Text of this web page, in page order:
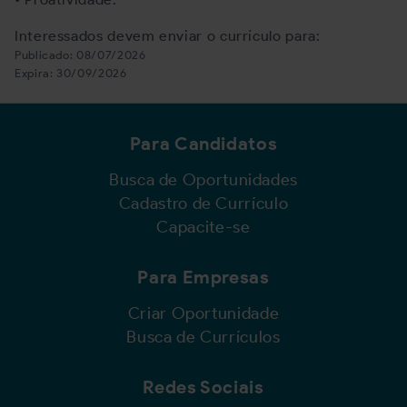
Interessados devem enviar o currículo para:
Publicado: 08/07/2026
Expira: 30/09/2026
Para Candidatos
Busca de Oportunidades
Cadastro de Currículo
Capacite-se
Para Empresas
Criar Oportunidade
Busca de Currículos
Redes Sociais